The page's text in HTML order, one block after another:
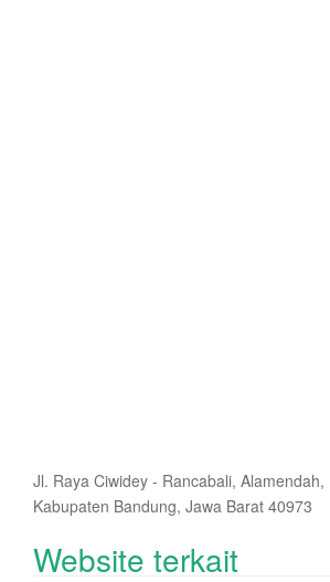
Jl. Raya Ciwidey - Rancabali, Alamendah,
Kabupaten Bandung, Jawa Barat 40973
Website terkait